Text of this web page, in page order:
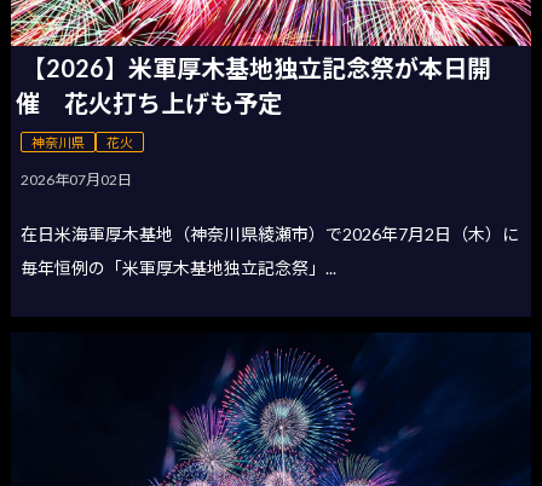
【2026】米軍厚木基地独立記念祭が本日開
催 花火打ち上げも予定
神奈川県 花火
2026年07月02日
在日米海軍厚木基地（神奈川県綾瀬市）で2026年7月2日（木）に
毎年恒例の「米軍厚木基地独立記念祭」...